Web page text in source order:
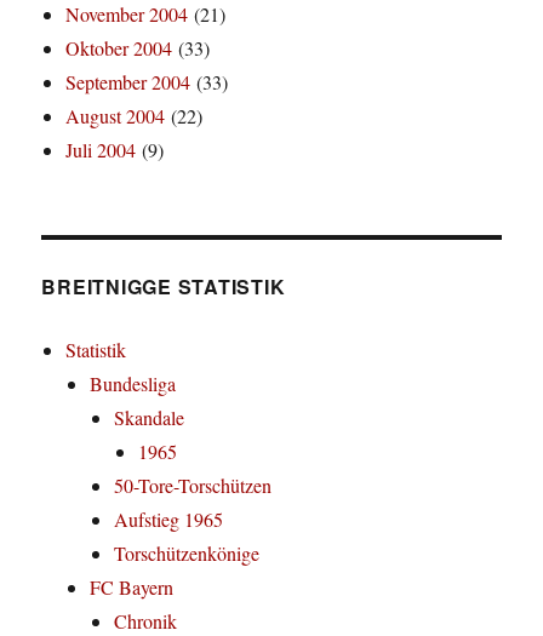
November 2004 (21)
Oktober 2004 (33)
September 2004 (33)
August 2004 (22)
Juli 2004 (9)
BREITNIGGE STATISTIK
Statistik
Bundesliga
Skandale
1965
50-Tore-Torschützen
Aufstieg 1965
Torschützenkönige
FC Bayern
Chronik